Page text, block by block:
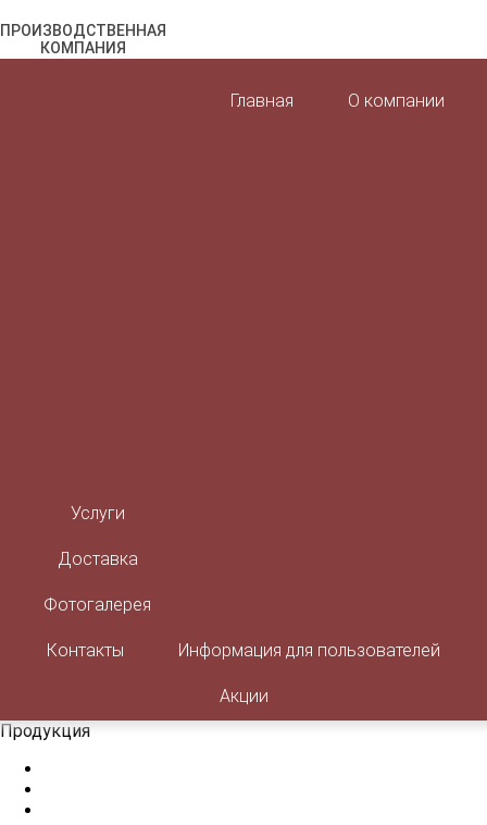
ПРОИЗВОДСТВЕННАЯ
КОМПАНИЯ
Главная О компании
Услуги
Доставка
Фотогалерея
Контакты Информация для пользователей
Акции
Продукция